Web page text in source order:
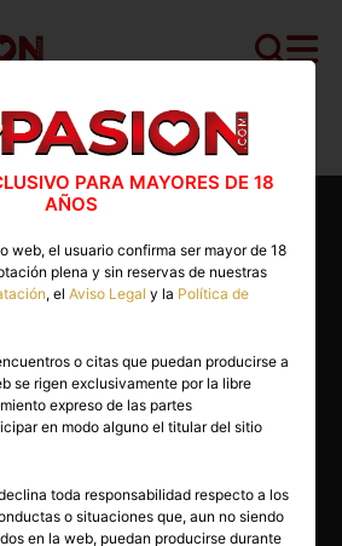
>Escorts>Sevilla>
24 años
PARA MAYORES DE 18
AÑOS
web, el usuario confirma ser mayor de 18
plena y sin reservas de nuestras
, elAviso Legal y la Política de
o citas que puedan producirse a
se rigen exclusivamente por la libre
expreso de las partes
en modo alguno el titular del sitio
toda responsabilidad respecto a los
o situaciones que, aun no siendo
en la web, puedan producirse durante